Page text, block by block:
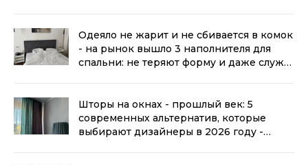
Одеяло не жарит и не сбивается в комок
- на рынок вышло 3 наполнителя для
спальни: не теряют форму и даже служат
Шторы на окнах - прошлый век: 5
современных альтернатив, которые
выбирают дизайнеры в 2026 году -